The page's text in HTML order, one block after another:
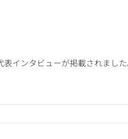
インタビューが掲載されまし